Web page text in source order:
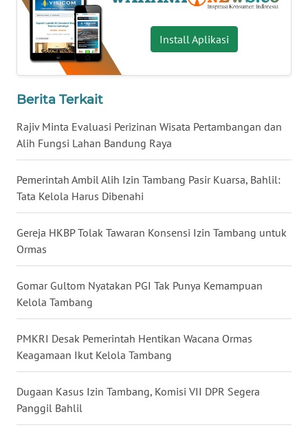
Install Aplikasi
Berita Terkait
Rajiv Minta Evaluasi Perizinan Wisata Pertambangan dan
Alih Fungsi Lahan Bandung Raya
Pemerintah Ambil Alih Izin Tambang Pasir Kuarsa, Bahlil:
Tata Kelola Harus Dibenahi
Gereja HKBP Tolak Tawaran Konsensi Izin Tambang untuk
Ormas
Gomar Gultom Nyatakan PGI Tak Punya Kemampuan
Kelola Tambang
PMKRI Desak Pemerintah Hentikan Wacana Ormas
Keagamaan Ikut Kelola Tambang
Dugaan Kasus Izin Tambang, Komisi VII DPR Segera
Panggil Bahlil
WN
BABEL
WN
SUMSEL
BENGKULU
LAMPUNG
JATENG
NUSANTARA
WN
JOGJA
WN